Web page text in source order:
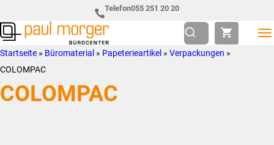
Hauptnavigation
springen
to
main
content
Telefon055 251 20 20
Paul
Morger
AG
Bürocenter
so
individuell
wie
Sie
Startseite » Büromaterial » Papeterieartikel » Verpackungen »
COLOMPAC
COLOMPAC